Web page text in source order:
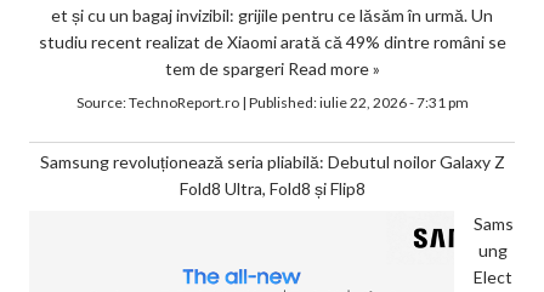
et și cu un bagaj invizibil: grijile pentru ce lăsăm în urmă. Un
studiu recent realizat de Xiaomi arată că 49% dintre români se
tem de spargeri Read more »
Source:TechnoReport.ro| Published:iulie 22, 2026 - 7:31 pm
Samsung revoluționează seria pliabilă: Debutul noilor Galaxy Z
Fold8 Ultra, Fold8 și Flip8
Sams
ung
Elect